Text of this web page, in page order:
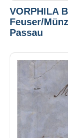
VORPHILA
Feuser/
Passau